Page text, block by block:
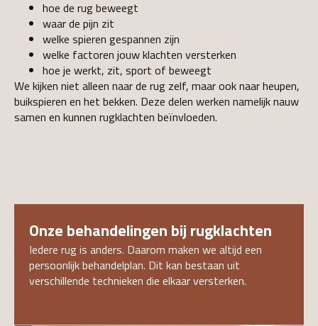
hoe de rug beweegt
waar de pijn zit
welke spieren gespannen zijn
welke factoren jouw klachten versterken
hoe je werkt, zit, sport of beweegt
We kijken niet alleen naar de rug zelf, maar ook naar heupen,
buikspieren en het bekken. Deze delen werken namelijk nauw
samen en kunnen rugklachten beïnvloeden.
Onze behandelingen bij rugklachten
Iedere rug is anders. Daarom maken we altijd een
persoonlijk behandelplan. Dit kan bestaan uit
verschillende technieken die elkaar versterken.